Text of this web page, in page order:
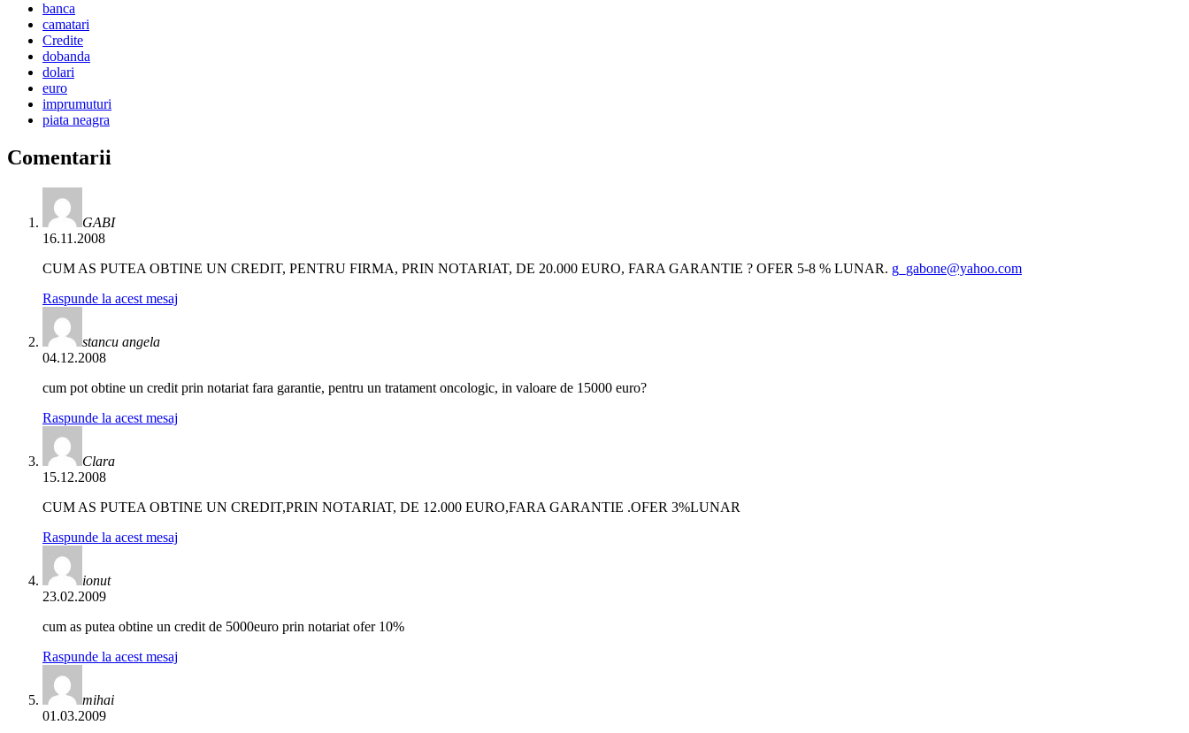
banca
camatari
Credite
dobanda
dolari
euro
imprumuturi
piata neagra
Comentarii
GABI
16.11.2008
CUM AS PUTEA OBTINE UN CREDIT, PENTRU FIRMA, PRIN NOTARIAT, DE 20.000 EURO, FARA GARANTIE ? OFER 5-8 % LUNAR. g_gabone@yahoo.com
Raspunde la acest mesaj
stancu angela
04.12.2008
cum pot obtine un credit prin notariat fara garantie, pentru un tratament oncologic, in valoare de 15000 euro?
Raspunde la acest mesaj
Clara
15.12.2008
CUM AS PUTEA OBTINE UN CREDIT,PRIN NOTARIAT, DE 12.000 EURO,FARA GARANTIE .OFER 3%LUNAR
Raspunde la acest mesaj
ionut
23.02.2009
cum as putea obtine un credit de 5000euro prin notariat ofer 10%
Raspunde la acest mesaj
mihai
01.03.2009